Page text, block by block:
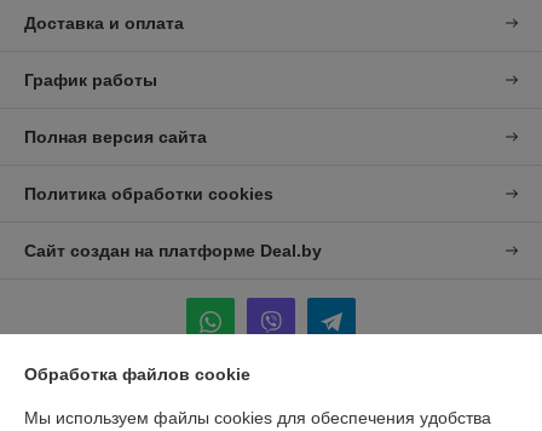
Доставка и оплата
График работы
Полная версия сайта
Политика обработки cookies
Сайт создан на платформе Deal.by
Информация для покупателя
Обработка файлов cookie
Мы используем файлы cookies для обеспечения удобства